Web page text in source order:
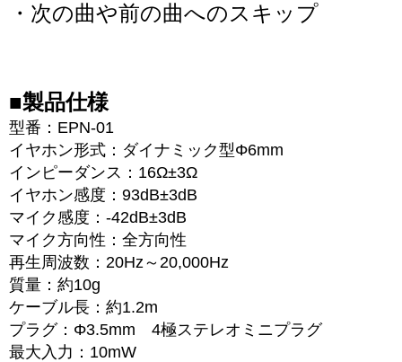
・次の曲や前の曲へのスキップ
■製品仕様
型番：EPN-01
イヤホン形式：ダイナミック型Φ6mm
インピーダンス：16Ω±3Ω
イヤホン感度：93dB±3dB
マイク感度：-42dB±3dB
マイク方向性：全方向性
再生周波数：20Hz～20,000Hz
質量：約10g
ケーブル長：約1.2m
プラグ：Φ3.5mm 4極ステレオミニプラグ
最大入力：10mW